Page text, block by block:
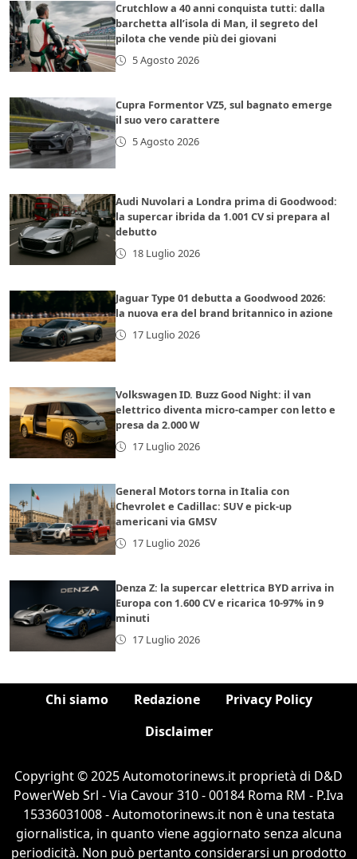
Crutchlow a 40 anni conquista tutti: dalla
barchetta all’isola di Man, il segreto del
pilota che vende più dei giovani
5 Agosto 2026
Cupra Formentor VZ5, sul bagnato emerge
il suo vero carattere
5 Agosto 2026
Audi Nuvolari a Londra prima di Goodwood:
la supercar ibrida da 1.001 CV si prepara al
debutto
18 Luglio 2026
Jaguar Type 01 debutta a Goodwood 2026:
la nuova era del brand britannico in azione
17 Luglio 2026
Volkswagen ID. Buzz Good Night: il van
elettrico diventa micro-camper con letto e
presa da 2.000 W
17 Luglio 2026
General Motors torna in Italia con
Chevrolet e Cadillac: SUV e pick-up
americani via GMSV
17 Luglio 2026
Denza Z: la supercar elettrica BYD arriva in
Europa con 1.600 CV e ricarica 10-97% in 9
minuti
17 Luglio 2026
Chi siamo Redazione
Privacy Policy
Disclaimer
Copyright © 2025 Automotorinews.it proprietà di D&D
PowerWeb Srl - Via Cavour 310 - 00184 Roma RM - P.Iva
15336031008 - Automotorinews.it non è una testata
giornalistica, in quanto viene aggiornato senza alcuna
periodicità. Non può pertanto considerarsi un prodotto